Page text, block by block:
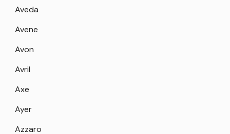
Aveda
Avene
Avon
Avril
Axe
Ayer
Azzaro